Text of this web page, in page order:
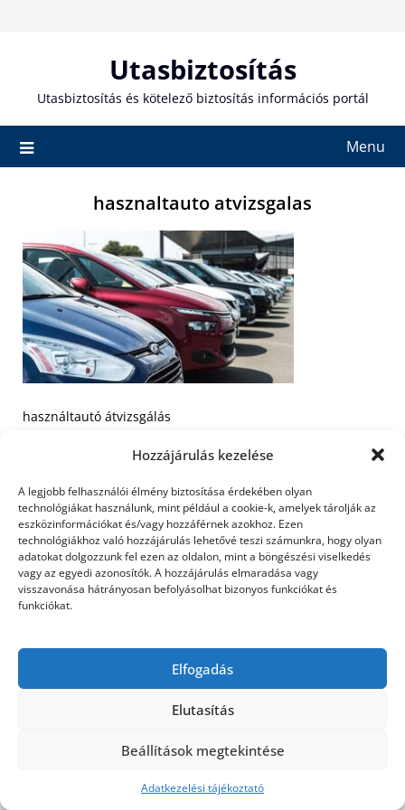
Hozzájárulás kezelése
A legjobb felhasználói élmény biztosítása érdekében olyan
technológiákat használunk, mint például a cookie-k, amelyek tárolják az
eszközinformációkat és/vagy hozzáférnek azokhoz. Ezen
technológiákhoz való hozzájárulás lehetővé teszi számunkra, hogy olyan
adatokat dolgozzunk fel ezen az oldalon, mint a böngészési viselkedés
vagy az egyedi azonosítók. A hozzájárulás elmaradása vagy
visszavonása hátrányosan befolyásolhat bizonyos funkciókat és
funkciókat.
Elfogadás
Elutasítás
Beállítások megtekintése
Adatkezelési tájékoztató
Utasbiztosítás
Utasbiztosítás és kötelező biztosítás információs portál
Menu
hasznaltauto atvizsgalas
használtautó átvizsgálás
©2026 Utasbiztosítás| Design:Newspaperly
WordPress Theme